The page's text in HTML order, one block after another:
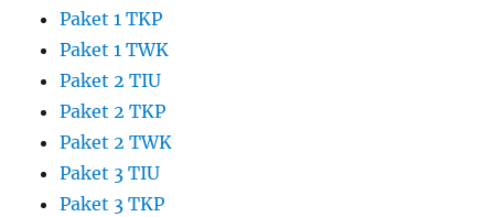
Paket 1 TKP
Paket 1 TWK
Paket 2 TIU
Paket 2 TKP
Paket 2 TWK
Paket 3 TIU
Paket 3 TKP